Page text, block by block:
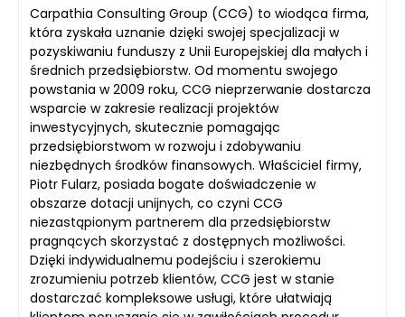
Carpathia Consulting Group (CCG) to wiodąca firma,
która zyskała uznanie dzięki swojej specjalizacji w
pozyskiwaniu funduszy z Unii Europejskiej dla małych i
średnich przedsiębiorstw. Od momentu swojego
powstania w 2009 roku, CCG nieprzerwanie dostarcza
wsparcie w zakresie realizacji projektów
inwestycyjnych, skutecznie pomagając
przedsiębiorstwom w rozwoju i zdobywaniu
niezbędnych środków finansowych. Właściciel firmy,
Piotr Fularz, posiada bogate doświadczenie w
obszarze dotacji unijnych, co czyni CCG
niezastąpionym partnerem dla przedsiębiorstw
pragnących skorzystać z dostępnych możliwości.
Dzięki indywidualnemu podejściu i szerokiemu
zrozumieniu potrzeb klientów, CCG jest w stanie
dostarczać kompleksowe usługi, które ułatwiają